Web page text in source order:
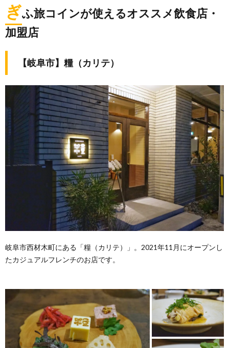
ぎふ旅コインが使えるオススメ飲食店・
加盟店
【岐阜市】糧（カリテ）
岐阜市西材木町にある「糧（カリテ）」。2021年11月にオープンし
たカジュアルフレンチのお店です。